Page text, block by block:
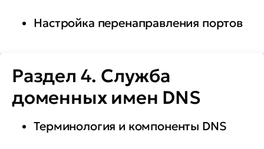
Настройка перенаправления портов
Раздел 4. Служба
доменных имен DNS
Терминология и компоненты DNS